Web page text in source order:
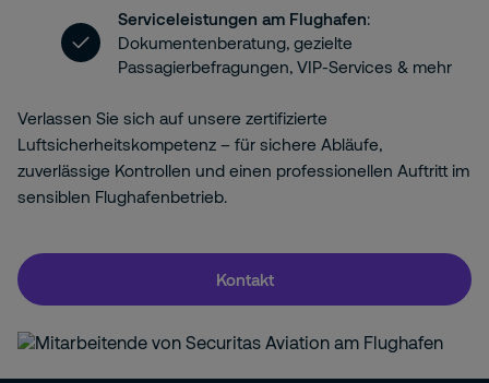
Serviceleistungen am Flughafen:
Dokumentenberatung, gezielte
Passagierbefragungen, VIP-Services & mehr
Verlassen Sie sich auf unsere zertifizierte
Luftsicherheitskompetenz – für sichere Abläufe,
zuverlässige Kontrollen und einen professionellen Auftritt im
sensiblen Flughafenbetrieb.
Kontakt